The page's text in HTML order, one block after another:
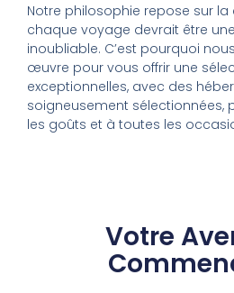
Notre philosophie repose sur
chaque voyage devrait être
inoubliable. C’est pourquoi
œuvre pour vous offrir une
exceptionnelles, avec des
soigneusement sélectionnées,
les goûts et à toutes les
Votre